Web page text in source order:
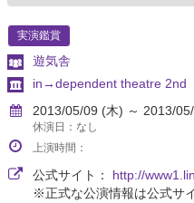
実演鑑賞
遊気舎
in→dependent theatre 2nd
2013/05/09 (木) ～ 2013/
休演日：なし
上演時間：
公式サイト： http://
※正式な公演情報は公式サ